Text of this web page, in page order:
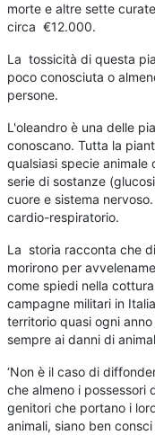
morte e altre sette
circa €12.000.
La tossicità di questa
poco conosciuta o
persone.
L'oleandro è una delle
conoscano. Tutta la
qualsiasi specie animale
serie di sostanze
cuore e sistema
cardio-respiratorio.
La storia racconta che
morirono per
come spiedi nella
campagne militari in
territorio quasi ogni
sempre ai danni di
‘Non è il caso di
che almeno i possessori
genitori che portano i
animali, siano ben